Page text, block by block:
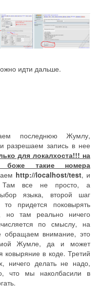
идти дальше.
последнюю Жумлу,
и разрешаем запись в нее
для локалхоста!!! на
боже такие номера
http://localhost/test, и
Там все не просто, а
языка, второй шаг
придется поковырять
но там реально ничего
по смыслу, на
обращаем внимание, это
Жумле, да и может
ковыряние в коде. Третий
ничего делать не надо,
что мы наколбасили в